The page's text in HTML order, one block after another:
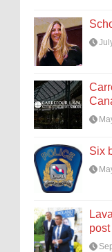
Six
post